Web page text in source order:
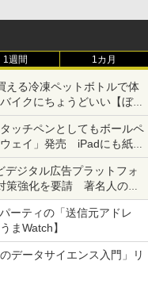
1週間 1カ月
る冷凍ペットボトルで体
イクにちょうどいい【ぼっ
間でなにしてる？】
ッチペンとしてもボールペ
ェイ」発売 iPadにも紙に
ジタル広告プラットフォ
策強化を要請 著名人の写
策として
ーティの「送信元アドレ
まWatch】
データサイエンス入門」リ